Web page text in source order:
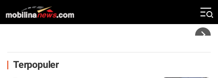
Kebangkitan Marco Bezzecchi
Terpopuler